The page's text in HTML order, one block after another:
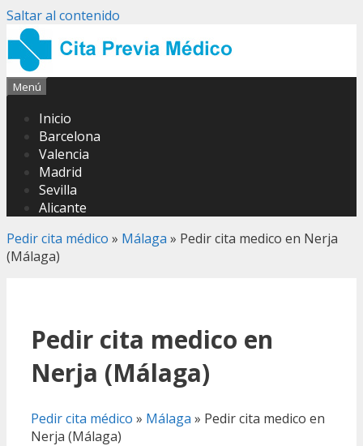
Saltar al contenido
Menú
Inicio
Barcelona
Valencia
Madrid
Sevilla
Alicante
Pedir cita médico » Málaga » Pedir cita medico en Nerja
(Málaga)
Pedir cita medico en
Nerja (Málaga)
Pedir cita médico » Málaga » Pedir cita medico en
Nerja (Málaga)